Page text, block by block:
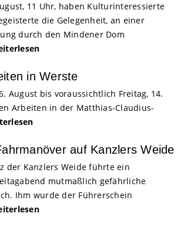
11 Uhr, haben Kulturinteressierte
die Gelegenheit, an einer
durch den Mindener Dom
in Werste
August bis voraussichtlich Freitag, 14.
Arbeiten in der Matthias-Claudius-
auf Kanzlers Weide
der Kanzlers Weide führte ein
mutmaßlich gefährliche
Ihm wurde der Führerschein